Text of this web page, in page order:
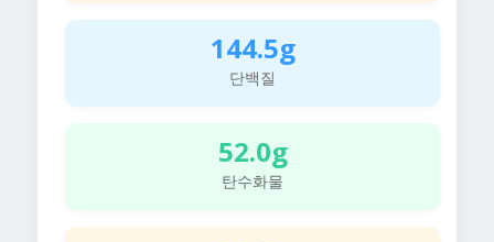
144.5g
단백질
52.0g
탄수화물